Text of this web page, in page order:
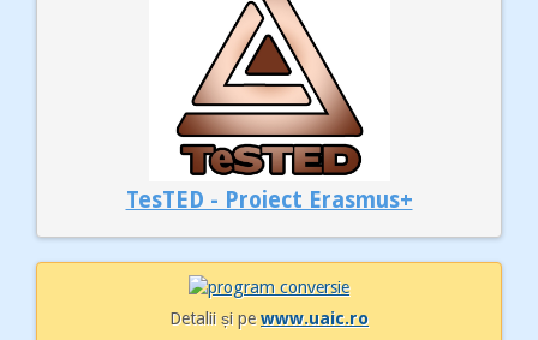
TesTED - Proiect Erasmus+
Detalii și pewww.uaic.ro